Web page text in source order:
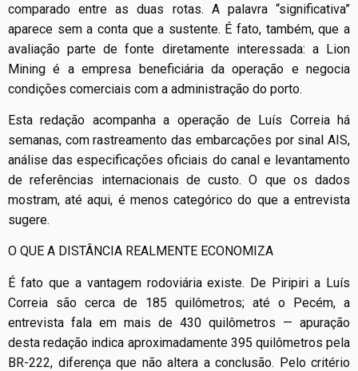
comparado entre as duas rotas. A palavra “significativa”
aparece sem a conta que a sustente. É fato, também, que a
avaliação parte de fonte diretamente interessada: a Lion
Mining é a empresa beneficiária da operação e negocia
condições comerciais com a administração do porto.
Esta redação acompanha a operação de Luís Correia há
semanas, com rastreamento das embarcações por sinal AIS,
análise das especificações oficiais do canal e levantamento
de referências internacionais de custo. O que os dados
mostram, até aqui, é menos categórico do que a entrevista
sugere.
O QUE A DISTÂNCIA REALMENTE ECONOMIZA
É fato que a vantagem rodoviária existe. De Piripiri a Luís
Correia são cerca de 185 quilômetros; até o Pecém, a
entrevista fala em mais de 430 quilômetros — apuração
desta redação indica aproximadamente 395 quilômetros pela
BR-222, diferença que não altera a conclusão. Pelo critério